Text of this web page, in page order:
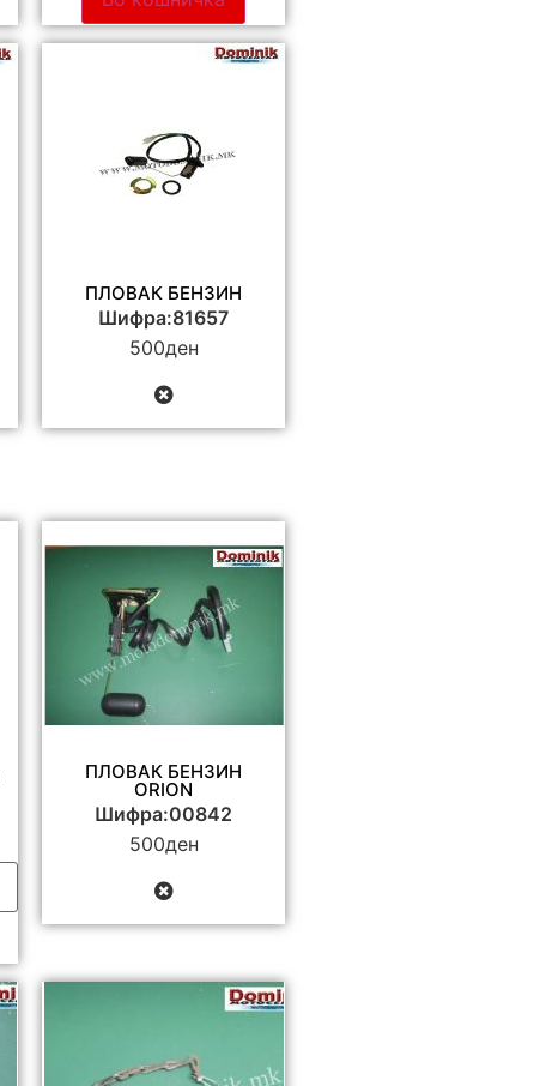
ПЛОВАК БЕНЗИН
Шифра:81657
500ден
ПЛОВАК БЕНЗИН
ORION
Шифра:00842
500ден